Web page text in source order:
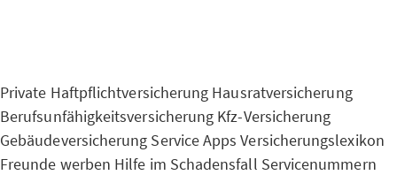
Private Haftpflichtversicherung Hausratversicherung
Berufsunfähigkeitsversicherung Kfz-Versicherung
Gebäudeversicherung Service Apps Versicherungslexikon
Freunde werben Hilfe im Schadensfall Servicenummern